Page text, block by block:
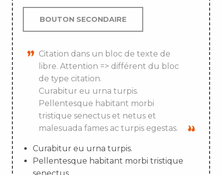
BOUTON SECONDAIRE
Citation dans un bloc de texte de
libre. Attention => différent du bloc
de type citation.
Curabitur eu urna turpis.
Pellentesque habitant morbi
tristique senectus et netus et
malesuada fames ac turpis egestas.
Curabitur eu urna turpis.
Pellentesque habitant morbi tristique